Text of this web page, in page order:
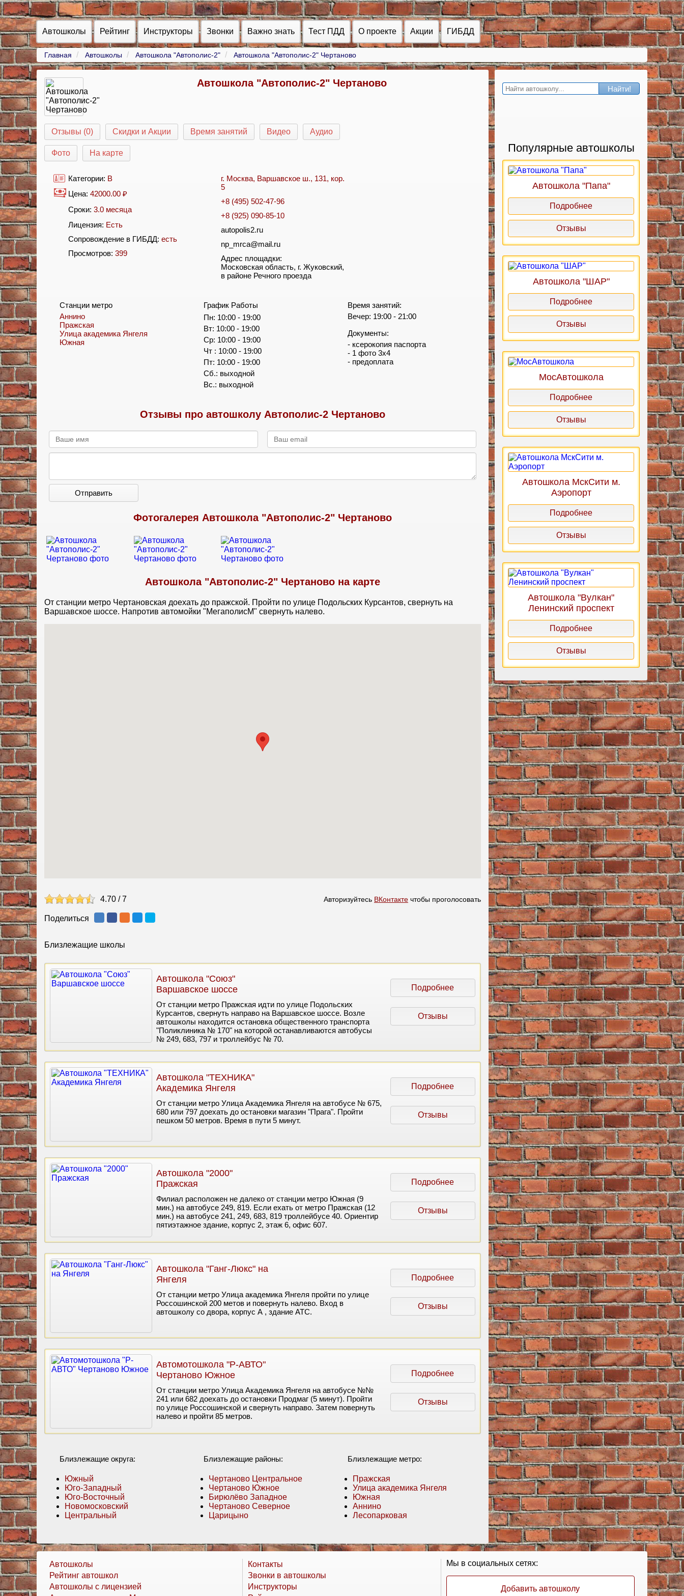
Автошколы Рейтинг Инструкторы Звонки Важно знать Тест ПДД О проекте Акции ГИБДД
Главная Автошколы Автошкола "Автополис-2" Автошкола "Автополис-2" Чертаново
Автошкола "Автополис-2" Чертаново
Отзывы (0) Скидки и Акции Время занятий Видео Аудио
Фото На карте
Категории: B
Цена:42000.00 ₽
Сроки:3.0 месяца
Лицензия: Есть
Сопровождение в ГИБДД:есть
Просмотров:399
г. Москва, Варшавское ш., 131, кор.
5
+8 (495) 502-47-96
+8 (925) 090-85-10
autopolis2.ru
np_mrca@mail.ru
Адрес площадки:
Московская область, г. Жуковский,
в районе Речного проезда
Станции метро
Аннино
Пражская
Улица академика Янгеля
Южная
График Работы
Пн: 10:00 - 19:00
Вт: 10:00 - 19:00
Ср: 10:00 - 19:00
Чт : 10:00 - 19:00
Пт: 10:00 - 19:00
Сб.: выходной
Вс.: выходной
Время занятий:
Вечер: 19:00 - 21:00
Документы:
- ксерокопия паспорта
- 1 фото 3х4
- предоплата
Отзывы про автошколу Автополис-2 Чертаново
Отправить
Фотогалерея Автошкола "Автополис-2" Чертаново
Автошкола "Автополис-2" Чертаново на карте
От станции метро Чертановская доехать до пражской. Пройти по улице Подольских Курсантов, свернуть на
Варшавское шоссе. Напротив автомойки "МегаполисМ" свернуть налево.
4.70 /7 Авторизуйтесь ВКонтакте чтобы проголосовать
Поделиться
Близлежащие школы
Автошкола "Союз"
Варшавское шоссе
От станции метро Пражская идти по улице Подольских
Курсантов, свернуть направо на Варшавское шоссе. Возле
автошколы находится остановка общественного транспорта
"Поликлиника № 170" на которой останавливаются автобусы
№ 249, 683, 797 и троллейбус № 70.
Подробнее
Отзывы
Автошкола "ТЕХНИКА"
Академика Янгеля
От станции метро Улица Академика Янгеля на автобусе № 675,
680 или 797 доехать до остановки магазин "Прага". Пройти
пешком 50 метров. Время в пути 5 минут.
Подробнее
Отзывы
Автошкола "2000"
Пражская
Филиал расположен не далеко от станции метро Южная (9
мин.) на автобусе 249, 819. Если ехать от метро Пражская (12
мин.) на автобусе 241, 249, 683, 819 троллейбусе 40. Ориентир
пятиэтажное здание, корпус 2, этаж 6, офис 607.
Подробнее
Отзывы
Автошкола "Ганг-Люкс" на
Янгеля
От станции метро Улица академика Янгеля пройти по улице
Россошинской 200 метов и повернуть налево. Вход в
автошколу со двора, корпус А , здание АТС.
Подробнее
Отзывы
Автомотошкола "Р-АВТО"
Чертаново Южное
От станции метро Улица Академика Янгеля на автобусе №№
241 или 682 доехать до остановки Продмаг (5 минут). Пройти
по улице Россошинской и свернуть направо. Затем повернуть
налево и пройти 85 метров.
Подробнее
Отзывы
Близлежащие округа:
Южный
Юго-Западный
Юго-Восточный
Новомосковский
Центральный
Близлежащие районы:
Чертаново Центральное
Чертаново Южное
Бирюлёво Западное
Чертаново Северное
Царицыно
Близлежащие метро:
Пражская
Улица академика Янгеля
Южная
Аннино
Лесопарковая
Найти!
Популярные автошколы
Автошкола "Папа"
Подробнее
Отзывы
Автошкола "ШАР"
Подробнее
Отзывы
МосАвтошкола
Подробнее
Отзывы
Автошкола МскСити м.
Аэропорт
Подробнее
Отзывы
Автошкола "Вулкан"
Ленинский проспект
Подробнее
Отзывы
Автошколы
Рейтинг автошкол
Автошколы с лицензией
Контакты
Звонки в автошколы
Инструкторы
Мы в социальных сетях:
Добавить автошколу